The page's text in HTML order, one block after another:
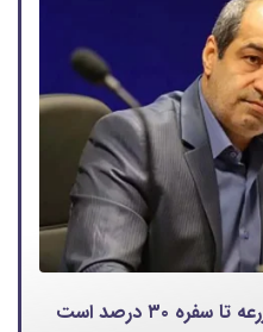
۳۰ درصد است